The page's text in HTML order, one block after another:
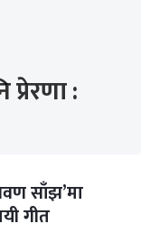
:
साँझ’मा
गीत